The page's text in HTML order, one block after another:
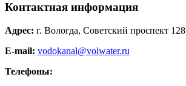
Контактная информация
Адрес: г. Вологда, Советский проспект 128
E-mail: vodokanal@volwater.ru
Телефоны: